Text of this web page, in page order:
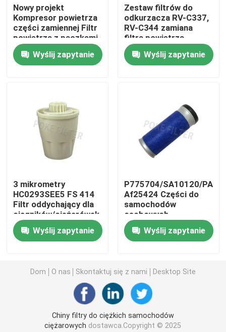
element filtra oleju
Element filtra paliwa
Wkład filtra pompy próżniowej
element filtrujący ze stali nierdzewnej
Wkład filtra oleju napędowego
Wkład filtra sprężarki powietrza
Wkład filtra przeciwpyłowego
Filtr wiązany żywicą
Nowy projekt
Kompresor powietrza
części zamiennej Filtr
powietrza z pączkami
12248978 12248979
C45002 SA17695
Wyślij zapytanie
Zestaw filtrów do
odkurzacza RV-C337,
RV-C344 zamiana
filtra powietrza
samochodowego
Wyślij zapytanie
3 mikrometry
HC0293SEE5 FS 414
Filtr oddychający dla
ciągników/ciężarówek
Wyślij zapytanie
P775704/SA10120/
Af25424 Części do
samochodów
osobowych
Ciężarówki Diesel Filtr
wkładu powietrza
Wyślij zapytanie
Dom O nas Skontaktuj się z nami Desktop Site
Chiny filtry do ciężkich samochodów
ciężarowych dostawca.Copyright © 2025